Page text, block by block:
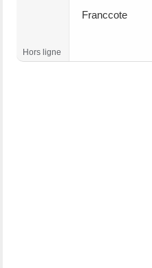
Franccote
Hors ligne